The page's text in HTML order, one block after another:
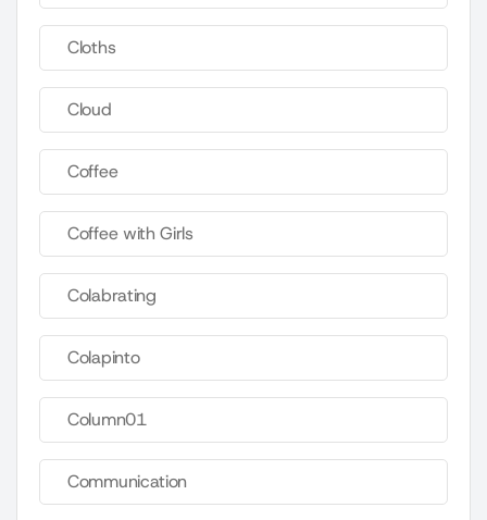
Cloths
Cloud
Coffee
Coffee with Girls
Colabrating
Colapinto
Column01
Communication